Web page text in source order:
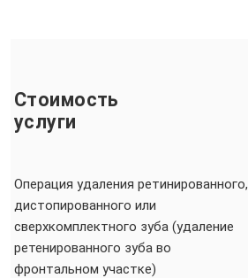
Стоимость
услуги
Операция удаления ретинированного,
дистопированного или
сверхкомплектного зуба (удаление
ретенированного зуба во
фронтальном участке)